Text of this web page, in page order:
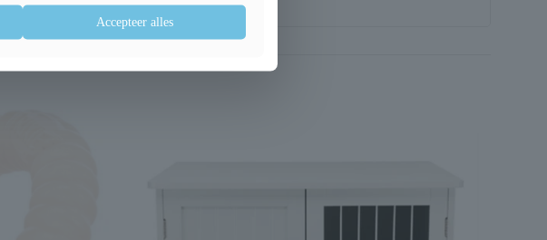
Accepteer alles